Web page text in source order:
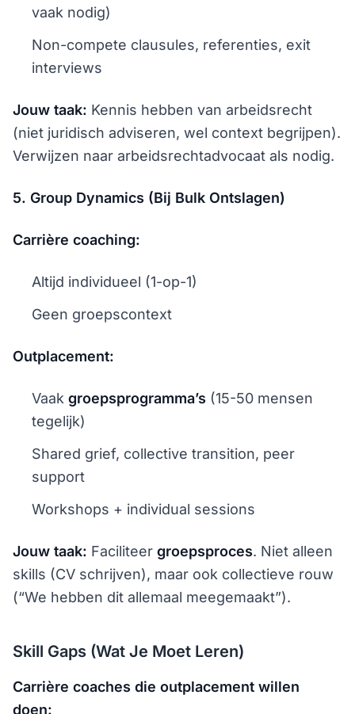
vaak nodig)
Non-compete clausules, referenties, exit
interviews
Jouw taak: Kennis hebben van arbeidsrecht
(niet juridisch adviseren, wel context begrijpen).
Verwijzen naar arbeidsrechtadvocaat als nodig.
5. Group Dynamics (Bij Bulk Ontslagen)
Carrière coaching:
Altijd individueel (1-op-1)
Geen groepscontext
Outplacement:
Vaak groepsprogramma’s (15-50 mensen
tegelijk)
Shared grief, collective transition, peer
support
Workshops + individual sessions
Jouw taak: Faciliteer groepsproces. Niet alleen
skills (CV schrijven), maar ook collectieve rouw
(“We hebben dit allemaal meegemaakt”).
Skill Gaps (Wat Je Moet Leren)
Carrière coaches die outplacement willen
doen: